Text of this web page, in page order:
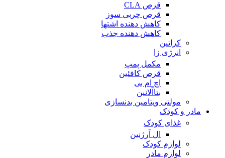
قرص CLA
قرص چربی سوز
کاهش دهنده اشتها
کاهش دهنده جذب
کراتین
انرژی زا
مکمل پمپ
قرص کافئین
اچ ام بی
بتاآلانین
مولتی ویتامین بدنسازی
مادر و کودک
غذای کودک
ال آرژنین
لوازم کودک
لوازم مادر